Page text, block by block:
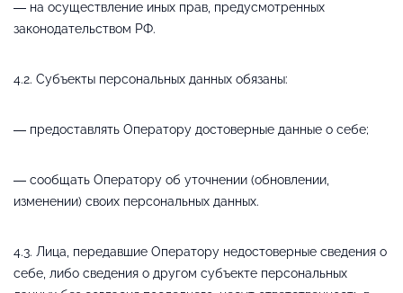
— на осуществление иных прав, предусмотренных
законодательством РФ.
4.2. Субъекты персональных данных обязаны:
— предоставлять Оператору достоверные данные о себе;
— сообщать Оператору об уточнении (обновлении,
изменении) своих персональных данных.
4.3. Лица, передавшие Оператору недостоверные сведения о
себе, либо сведения о другом субъекте персональных